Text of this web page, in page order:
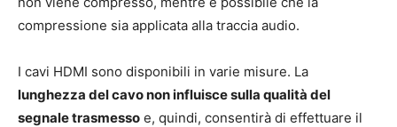
compressione sia applicata alla traccia audio.
I cavi HDMI sono disponibili in varie misure. La
lunghezza del cavo non influisce sulla qualità del
segnale trasmesso e, quindi, consentirà di effettuare il